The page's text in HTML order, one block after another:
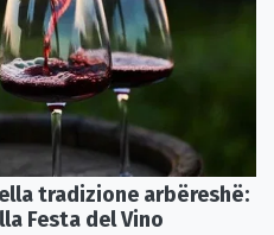
tradizione arbëreshë:
Festa del Vino